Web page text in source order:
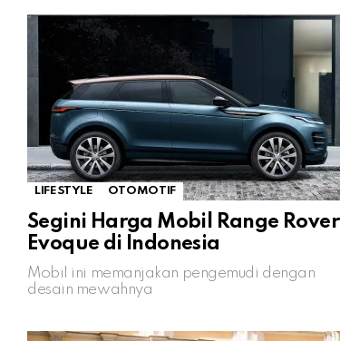
LIFESTYLE OTOMOTIF
Segini Harga Mobil Range Rover
Evoque di Indonesia
Mobil ini memanjakan pengemudi dengan
desain mewahnya